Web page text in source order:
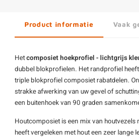
Product informatie Vaak
Hetcomposiethoekprofiel - lichtgrijs
dubbel blokprofielen. Het randprofiel
triple blokprofielcomposiet rabatdelen.
strakke afwerking van uw gevel of
een buitenhoek van 90 graden
Houtcomposiet is een mix van
heeft vergeleken met hout een zeer